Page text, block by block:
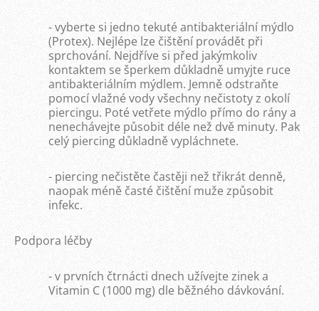
- vyberte si jedno tekuté antibakteriální mýdlo
(Protex). Nejlépe lze čištění provádět při
sprchování. Nejdříve si před jakýmkoliv
kontaktem se šperkem důkladně umyjte ruce
antibakteriálním mýdlem. Jemně odstraňte
pomocí vlažné vody všechny nečistoty z okolí
piercingu. Poté vetřete mýdlo přímo do rány a
nenechávejte působit déle než dvě minuty. Pak
celý piercing důkladně vypláchnete.
- piercing nečistěte častěji než třikrát denně,
naopak méně časté čištění muže způsobit
infekc.
Podpora léčby
- v prvních čtrnácti dnech užívejte zinek a
Vitamin C (1000 mg) dle běžného dávkování.